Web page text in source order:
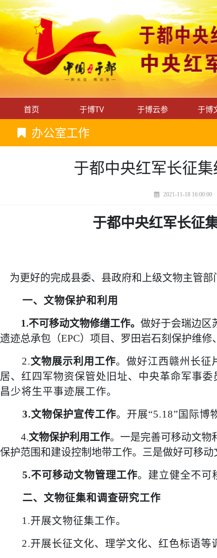
首页 于博TV 于博云参 于博
办公室工作
于都中央红军长征
2021-11-18 16:00:00
于都中央红军长征
为更好的完成县委、县政府和上级文物主管
一、文物保护和利用
1.不可移动文物修缮工作。 做好于会瑞边区
遗迹总承包（EPC）项目、罗田岩石刻保护维
2.文物展示利用工作。做好江西赣州长征
居、红四军物资保管处旧址、中央革命军事委
昌少将生平事迹展工作。
3.文物保护宣传工作。开展“5.18”国际博
4.文物保护利用工作。一是完善可移动文物
保护范围和建设控制地带工作。三是做好可移动
5.不可移动文物管理工作。建立健全不可
二、文物征集和调查研究工作
1.开展文物征集工作。
2.开展长征文化、理学文化、红色标语等